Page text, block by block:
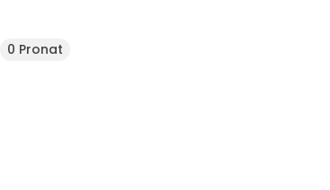
0 Pronat